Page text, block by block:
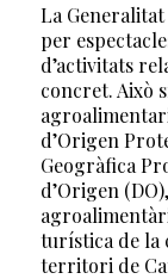
La
per
d’activitats
concret. Això
d’Origen
Geogràfica
d’Origen
turística de la
territori de